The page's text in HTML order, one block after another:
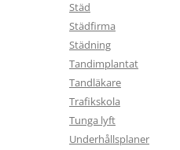
Städ
Städfirma
Städning
Tandimplantat
Tandläkare
Trafikskola
Tunga lyft
Underhållsplaner